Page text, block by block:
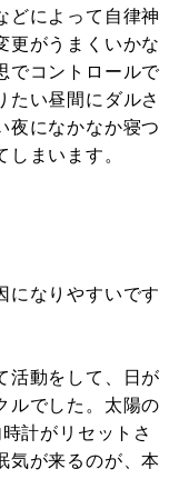
どによって自律神
更がうまくいかな
でコントロールで
たい昼間にダルさ
夜になかなか寝つ
まいます。
になりやすいです
活動をして、日が
ルでした。太陽の
計がリセットさ
気が来るのが、本